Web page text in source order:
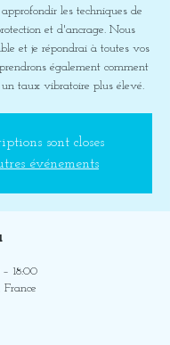
les techniques de
et d'ancrage. Nous
et je répondrai à toutes vos
également comment
sont closes
événements
18:00